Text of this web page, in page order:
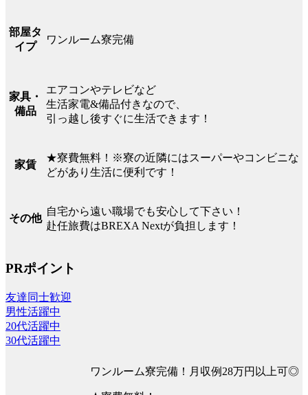
部屋タ
イプ
ワンルーム寮完備
家具・
備品
エアコンやテレビなど
生活家電&備品付きなので、
引っ越し後すぐに生活できます！
家賃
★寮費無料！※寮の近隣にはスーパーやコンビニな
どがあり生活に便利です！
その他
自宅から遠い職場でも安心して下さい！
赴任旅費はBREXA Nextが負担します！
PRポイント
友達同士歓迎
男性活躍中
20代活躍中
30代活躍中
ワンルーム寮完備！月収例28万円以上可◎